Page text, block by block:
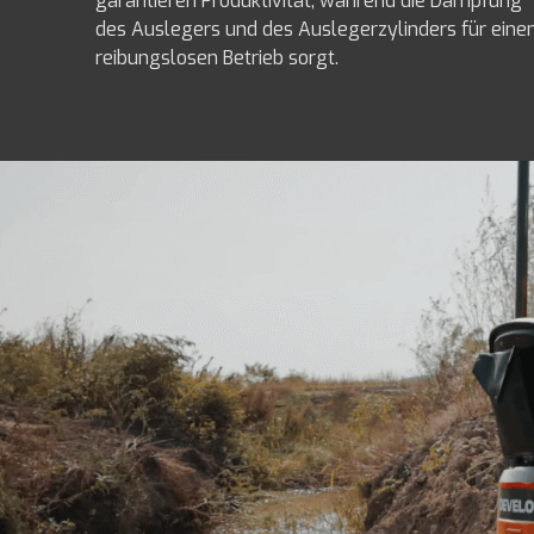
des Auslegers und des Auslegerzylinders für
reibungslosen Betrieb sorgt.